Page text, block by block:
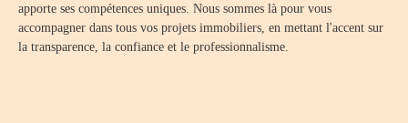
apporte ses compétences uniques. Nous sommes là pour vous
accompagner dans tous vos projets immobiliers, en mettant l'accent sur
la transparence, la confiance et le professionnalisme.